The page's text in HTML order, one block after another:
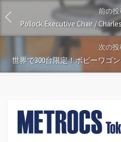
前の投
Pollock Executive Chair /
次の投
世界で300台限定！ボビーワゴ